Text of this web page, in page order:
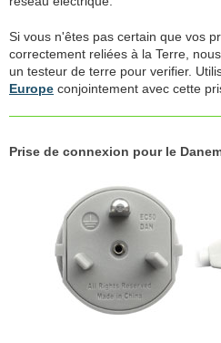
Si vous n'êtes pas certain que vos
correctement reliées à la Terre,
un testeur de terre pour verifier.
Europe conjointement avec cette
Prise de connexion pour le